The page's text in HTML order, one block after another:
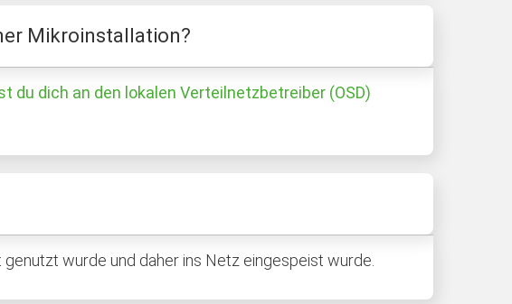
Mikroinstallation?
dich an den lokalen Verteilnetzbetreiber (OSD)
wurde und daher ins Netz eingespeist wurde.